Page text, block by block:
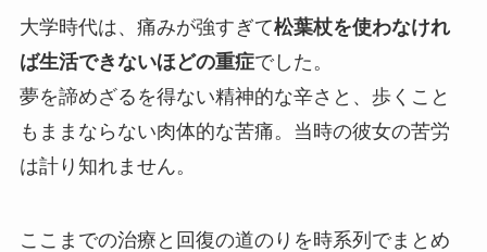
大学時代は、痛みが強すぎて松葉杖を使わなけれ
ば生活できないほどの重症でした。
夢を諦めざるを得ない精神的な辛さと、歩くこと
もままならない肉体的な苦痛。当時の彼女の苦労
は計り知れません。
ここまでの治療と回復の道のりを時系列でまとめ